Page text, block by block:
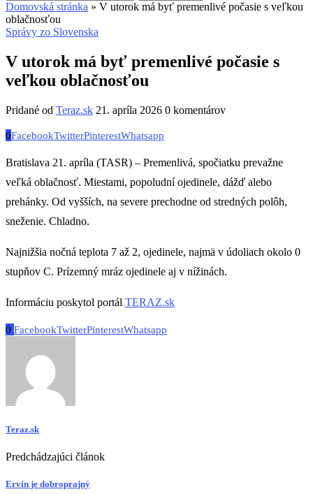
Domovská stránka » V utorok má byť premenlivé počasie s veľkou
oblačnosťou
Správy zo Slovenska
V utorok má byť premenlivé počasie s
veľkou oblačnosťou
Pridané od Teraz.sk 21. apríla 2026 0 komentárov
0FacebookTwitterPinterestWhatsapp
Bratislava 21. apríla (TASR) – Premenlivá, spočiatku prevažne
veľká oblačnosť. Miestami, popoludní ojedinele, dážď alebo
prehánky. Od vyšších, na severe prechodne od stredných polôh,
sneženie. Chladno.
Najnižšia nočná teplota 7 až 2, ojedinele, najmä v údoliach okolo 0
stupňov C. Prízemný mráz ojedinele aj v nížinách.
Informáciu poskytol portál TERAZ.sk
0 FacebookTwitterPinterestWhatsapp
Teraz.sk
Predchádzajúci článok
Ervín je dobroprajný